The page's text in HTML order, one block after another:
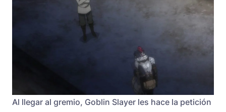
Al llegar al gremio, Goblin Slayer les hace la petición